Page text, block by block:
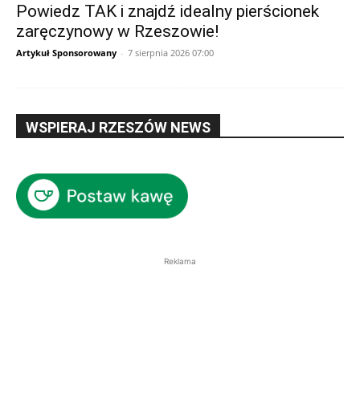
Powiedz TAK i znajdź idealny pierścionek
zaręczynowy w Rzeszowie!
Artykuł Sponsorowany - 7 sierpnia 2026 07:00
WSPIERAJ RZESZÓW NEWS
Reklama